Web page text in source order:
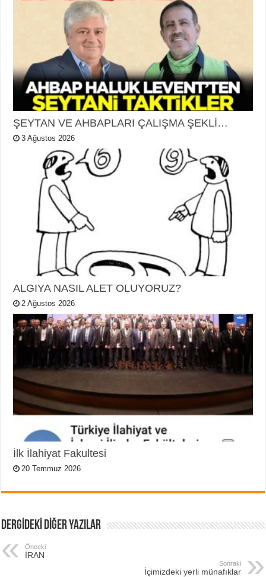
ŞEYTAN VE AHBAPLARI ÇALIŞMA ŞEKLİ…
3 Ağustos 2026
ALGIYA NASIL ALET OLUYORUZ?
2 Ağustos 2026
İlk İlahiyat Fakultesi
20 Temmuz 2026
DERGİDEKİ DİĞER YAZILAR
Önceki
İRAN
Sonraki
İçimizdeki yerli münafıklar